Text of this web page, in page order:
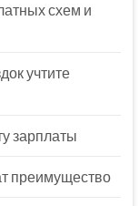
схем и
учтите
зарплаты
преимущество